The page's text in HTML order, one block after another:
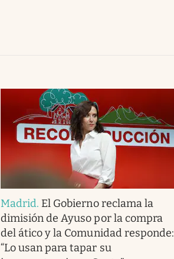
Madrid. El Gobierno reclama la
dimisión de Ayuso por la compra
del ático y la Comunidad responde:
“Lo usan para tapar su